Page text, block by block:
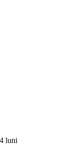
luni